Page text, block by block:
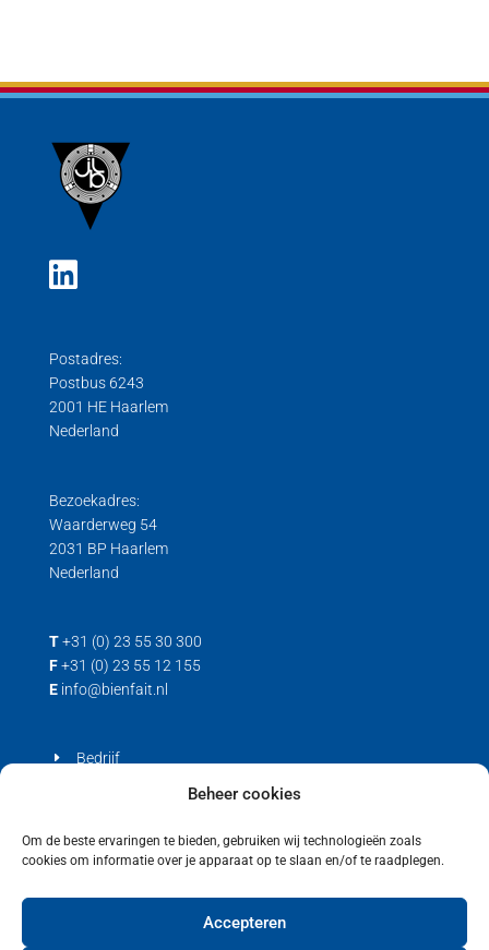
Beheer cookies
Om de beste ervaringen te bieden, gebruiken wij technologieën zoals
cookies om informatie over je apparaat op te slaan en/of te raadplegen.
Accepteren
Postadres:
Postbus 6243
2001 HE Haarlem
Nederland
Bezoekadres:
Waarderweg 54
2031 BP Haarlem
Nederland
T +31 (0) 23 55 30 300
F +31 (0) 23 55 12 155
E info@bienfait.nl
Bedrijf
Cookiebeleid (EU)